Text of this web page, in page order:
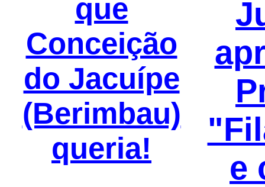
que
Conceição
do Jacuípe
(Berimbau)
queria!
e